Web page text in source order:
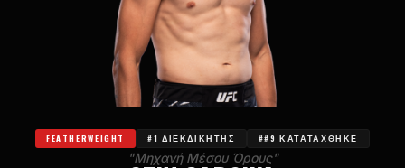
FEATHERWEIGHT #1 ΔΙΕΚΔΙΚΗΤΉΣ ##9 ΚΑΤΑΤΆΧΘΗΚΕ
"Μηχανή Μέσου Όρους"